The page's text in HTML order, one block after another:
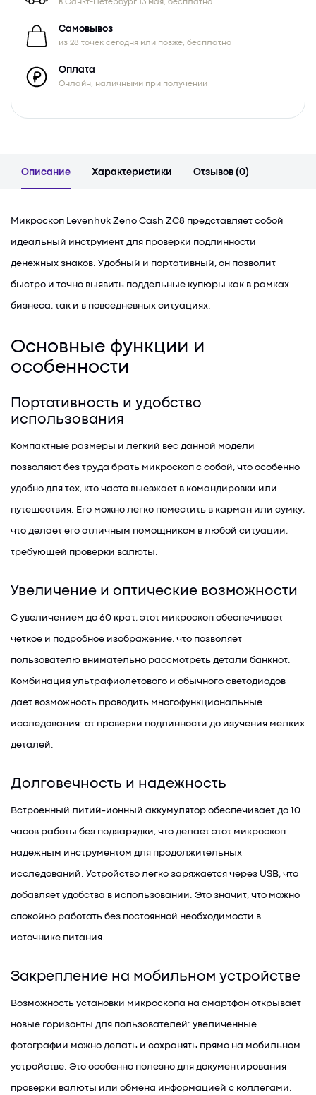
в Санкт-Петербург 13 мая, бесплатно
Самовывоз
из 28 точек сегодня или позже, бесплатно
Оплата
Онлайн, наличными при получении
Описание Характеристики Отзывов (0)
Микроскоп Levenhuk Zeno Cash ZC8 представляет собой
идеальный инструмент для проверки подлинности
денежных знаков. Удобный и портативный, он позволит
быстро и точно выявить поддельные купюры как в рамках
бизнеса, так и в повседневных ситуациях.
Основные функции и
особенности
Портативность и удобство
использования
Компактные размеры и легкий вес данной модели
позволяют без труда брать микроскоп с собой, что особенно
удобно для тех, кто часто выезжает в командировки или
путешествия. Его можно легко поместить в карман или сумку,
что делает его отличным помощником в любой ситуации,
требующей проверки валюты.
Увеличение и оптические возможности
С увеличением до 60 крат, этот микроскоп обеспечивает
четкое и подробное изображение, что позволяет
пользователю внимательно рассмотреть детали банкнот.
Комбинация ультрафиолетового и обычного светодиодов
дает возможность проводить многофункциональные
исследования: от проверки подлинности до изучения мелких
деталей.
Долговечность и надежность
Встроенный литий-ионный аккумулятор обеспечивает до 10
часов работы без подзарядки, что делает этот микроскоп
надежным инструментом для продолжительных
исследований. Устройство легко заряжается через USB, что
добавляет удобства в использовании. Это значит, что можно
спокойно работать без постоянной необходимости в
источнике питания.
Закрепление на мобильном устройстве
Возможность установки микроскопа на смартфон открывает
новые горизонты для пользователей: увеличенные
фотографии можно делать и сохранять прямо на мобильном
устройстве. Это особенно полезно для документирования
проверки валюты или обмена информацией с коллегами.